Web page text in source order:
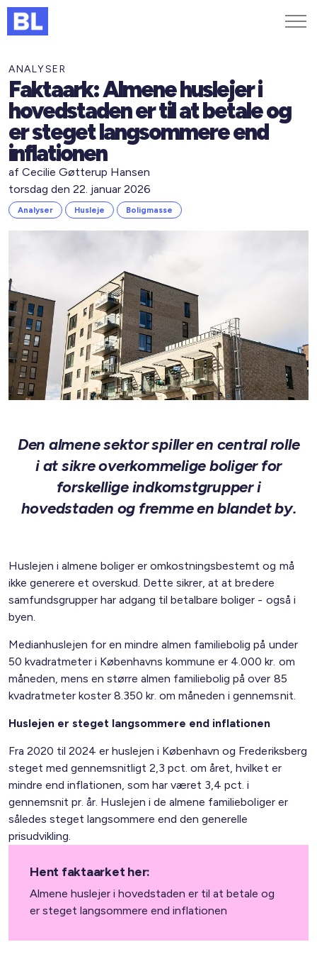
Genveje
Find medarbejder
Kurser og arrangementer
Jobportalen
MitBL
ANALYSER
Faktaark: Almene huslejer i
hovedstaden er til at betale og
er steget langsommere end
inflationen
af Cecilie Gøtterup Hansen
torsdag den 22. januar 2026
Analyser Husleje Boligmasse
Den almene sektor spiller en central rolle
i at sikre overkommelige boliger for
forskellige indkomstgrupper i
hovedstaden og fremme en blandet by.
Hent faktaarket her:
Almene huslejer i hovedstaden er til at betale og
er steget langsommere end inflationen
Huslejen i almene boliger er omkostningsbestemt og må
ikke generere et overskud. Dette sikrer, at at bredere
samfundsgrupper har adgang til betalbare boliger - også i
byen.
Medianhuslejen for en mindre almen familiebolig på under
50 kvadratmeter i Københavns kommune er 4.000 kr. om
måneden, mens en større almen familiebolig på over 85
kvadratmeter koster 8.350 kr. om måneden i gennemsnit.
Huslejen er steget langsommere end inflationen
Fra 2020 til 2024 er huslejen i København og Frederiksberg
steget med gennemsnitligt 2,3 pct. om året, hvilket er
mindre end inflationen, som har været 3,4 pct. i
gennemsnit pr. år. Huslejen i de almene familieboliger er
således steget langsommere end den generelle
prisudvikling.